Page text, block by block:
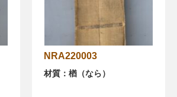
NRA220003
材質：楢（なら）